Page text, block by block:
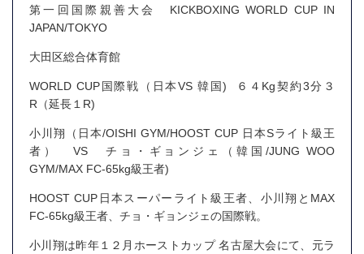
第一回国際親善大会 KICKBOXING WORLD CUP IN
JAPAN/TOKYO
大田区総合体育館
WORLD CUP国際戦（日本VS 韓国) ６４Kg契約3分３
R（延長１R)
小川翔（日本/OISHI GYM/HOOST CUP 日本Sライト級王
者） VS チョ・ギョンジェ（韓国/JUNG WOO
GYM/MAX FC-65kg級王者)
HOOST CUP日本スーパーライト級王者、小川翔とMAX
FC-65kg級王者、チョ・ギョンジェの国際戦。
小川翔は昨年１２月ホーストカップ 名古屋大会にて、元ラ